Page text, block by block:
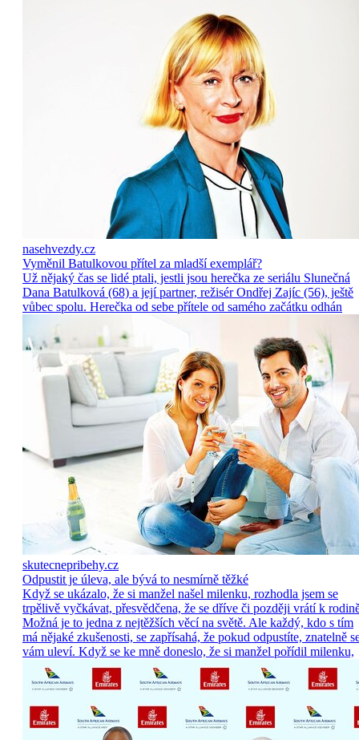
nasehvezdy.cz
Vyměnil Batulkovou přítel za mladší exemplář?
Už nějaký čas se lidé ptali, jestli jsou herečka ze seriálu Slunečná
Dana Batulková (68) a její partner, režisér Ondřej Zajíc (56), ještě
vůbec spolu. Herečka od sebe přítele od samého začátku odhán
skutecnepribehy.cz
Odpustit je úleva, ale bývá to nesmírně těžké
Když se ukázalo, že si manžel našel milenku, rozhodla jsem se
trpělivě vyčkávat, přesvědčena, že se dříve či později vrátí k
Možná je to jedna z nejtěžších věcí na světě. Ale každý, kdo s tím
má nějaké zkušenosti, se zapřísahá, že pokud odpustíte, znatelně
vám uleví. Když se ke mně doneslo, že si manžel pořídil milenku,